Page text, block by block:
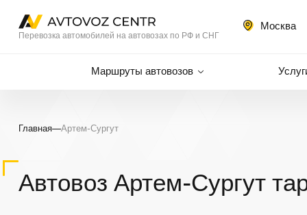
Перевозка автомобилей на автовозах по РФ и СНГ
Москва
Маршруты автовозов
Главная—Артем-Сургут
Автовоз Артем-Сургут